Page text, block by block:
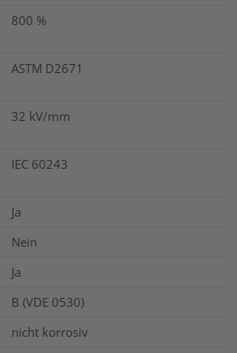
800 %
ASTM D2671
32 kV/mm
IEC 60243
Ja
Nein
Ja
B (VDE 0530)
nicht korrosiv